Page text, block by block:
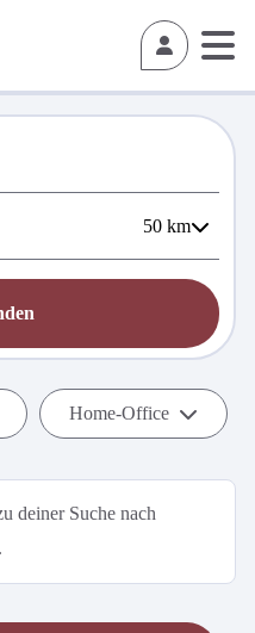
50 km
Home-Office
deiner Suche nach
.